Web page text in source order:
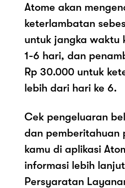
Atome akan
keterlambatan
untuk jangka waktu
1-6 hari, dan
Rp 30.000 untuk
lebih dari hari ke 6.
Cek pengeluaran
dan pemberitahuan
kamu di aplikasi
informasi lebih
Persyaratan